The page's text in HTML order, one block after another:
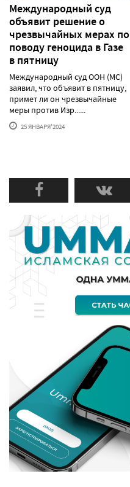
Международный суд
объявит решение о
чрезвычайных мерах по
поводу геноцида в Газе
в пятницу
Международный суд ООН (МС)
заявил, что объявит в пятницу,
примет ли он чрезвычайные
меры против Изр......
25 ЯНВАРЯ'2024